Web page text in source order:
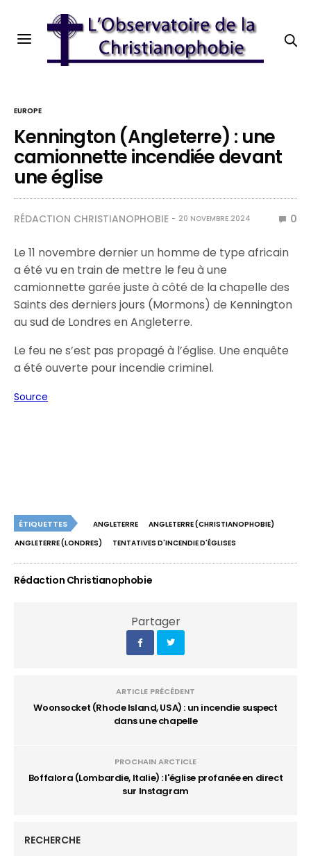
EUROPE
Kennington (Angleterre) : une
camionnette incendiée devant
une église
RÉDACTION CHRISTIANOPHOBIE 20 NOVEMBRE 2024 0
Le 11 novembre dernier un homme de type africain
a été vu en train de mettre le feu à une
camionnette garée juste à côté de la chapelle des
Saints des derniers jours (Mormons) de Kennington
au sud de Londres en Angleterre.
Le feu ne s’est pas propagé à l’église. Une enquête
a été ouverte pour incendie criminel.
Source
ÉTIQUETTES ANGLETERRE
ANGLETERRE (CHRISTIANOPHOBIE)
ANGLETERRE (LONDRES)
TENTATIVES D'INCENDIE D'ÉGLISES
Rédaction Christianophobie
Partager
ARTICLE PRÉCÉDENT
Woonsocket (Rhode Island, USA) : un incendie suspect
dans une chapelle
PROCHAIN ARCTICLE
Boffalora (Lombardie, Italie) : l'église profanée en direct
sur Instagram
RECHERCHE